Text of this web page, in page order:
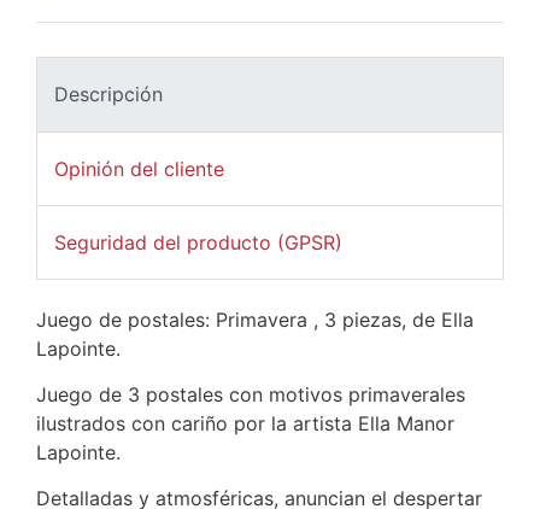
Descripción
Opinión del cliente
Seguridad del producto (GPSR)
Juego de postales: Primavera , 3 piezas, de Ella
Lapointe.
Juego de 3 postales con motivos primaverales
ilustrados con cariño por la artista Ella Manor
Lapointe.
Detalladas y atmosféricas, anuncian el despertar